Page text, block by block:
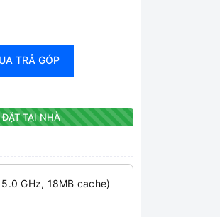
TRẢ GÓP
TẠI NHÀ
GHz, 18MB cache)